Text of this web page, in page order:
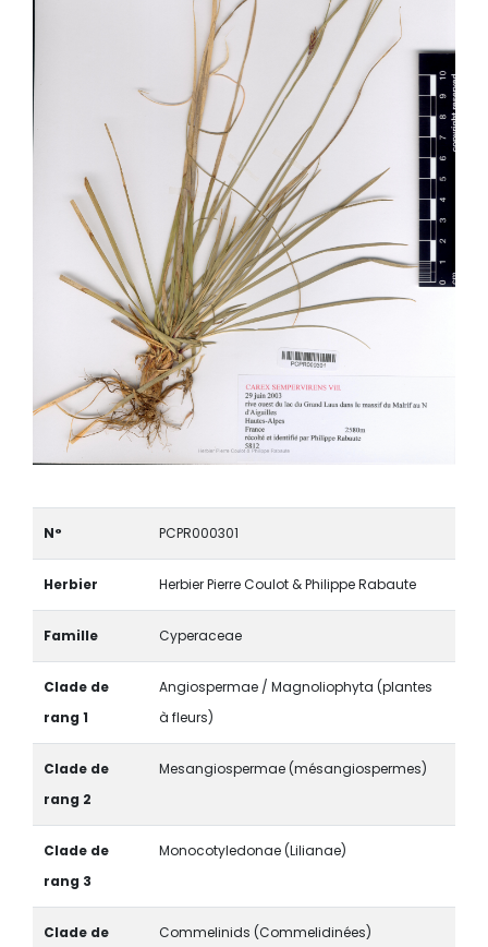
N° PCPR000301
Herbier Herbier Pierre Coulot & Philippe Rabaute
Famille Cyperaceae
Clade de
rang 1
Angiospermae / Magnoliophyta (plantes
à fleurs)
Clade de
rang 2
Mesangiospermae (mésangiospermes)
Clade de
rang 3
Monocotyledonae (Lilianae)
Clade de
Commelinids (Commelidinées)